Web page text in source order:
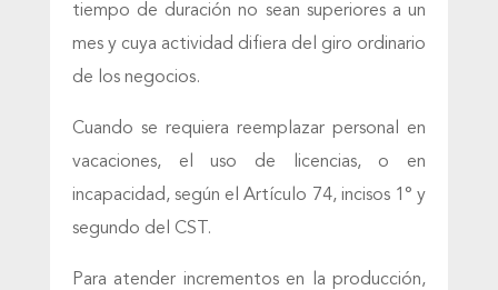
tiempo de duración no sean superiores a un
mes y cuya actividad difiera del giro ordinario
de los negocios.
Cuando se requiera reemplazar personal en
vacaciones, el uso de licencias, o en
incapacidad, según el Artículo 74, incisos 1° y
segundo del CST.
Para atender incrementos en la producción,